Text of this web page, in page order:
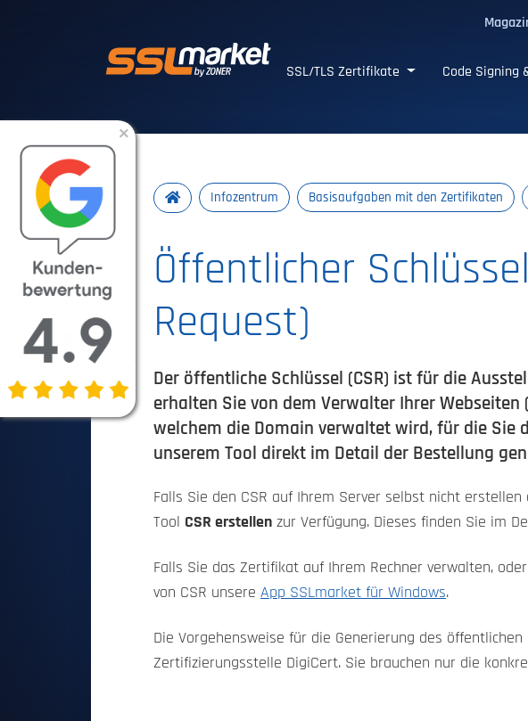
SSL/TLS Zertifikate Code Signing
Infozentrum Basisaufgaben mit den Zertifikaten
Öffentlicher
Request)
Der öffentliche Schlüssel (CSR) ist für die
erhalten Sie von dem Verwalter Ihrer
welchem die Domain verwaltet wird, für die Sie
unserem Tool direkt im Detail der Bestellung
Falls Sie den CSR auf Ihrem Server selbst nicht
Tool CSR erstellen zur Verfügung. Dieses finden Sie im
Falls Sie das Zertifikat auf Ihrem Rechner verwalten,
von CSR unsere App SSLmarket für Windows.
Die Vorgehensweise für die Generierung des
Zertifizierungsstelle DigiCert. Sie brauchen nur die
×